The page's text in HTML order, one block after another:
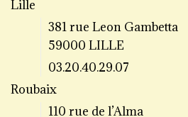
Lille
381 rue Leon Gambetta
59000 LILLE
03.20.40.29.07
Roubaix
110 rue de l’Alma